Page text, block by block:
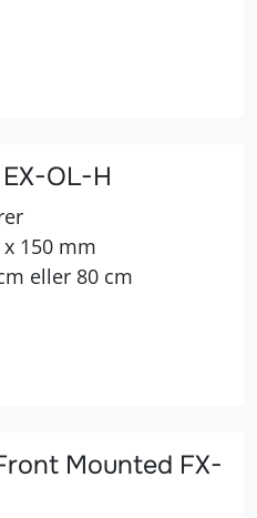
OL-H
x 150 mm
eller 80 cm
Mounted FX-